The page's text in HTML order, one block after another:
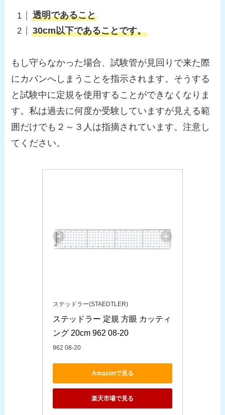
透明であること
30cm以下であることです。
もし守らなかった場合、試験管が見回りで来た際
にカバンへしまうことを指示されます。そうする
と試験中に定規を使用することができなくなりま
す。私は過去に何度か受験していますが見える範
囲だけでも２～３人は指摘されています。注意し
てください。
ステッドラー(STAEDTLER)
ステッドラー 定規 方眼 カッティ
ング 20cm 962 08-20
962 08-20
Amazonで見る
楽天市場で見る